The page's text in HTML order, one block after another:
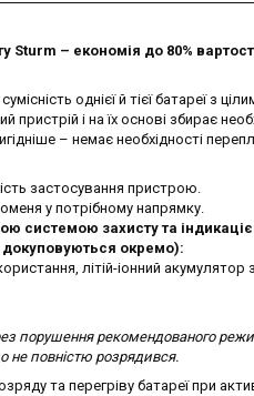
Sturm – економія до 80%
однієї й тієї батареї з
пристрій і на їх основі збирає
– немає необхідності
застосування пристрою.
у потрібному напрямку.
системою захисту та
докуповуються окремо):
літій-іонний
порушення рекомендованого
не повністю розрядився.
та перегріву батареї при